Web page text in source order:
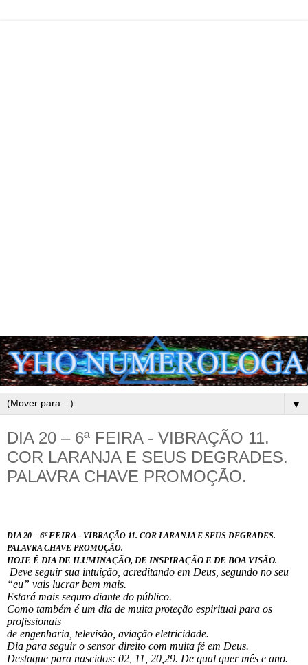
▼
DIA 20 – 6ª FEIRA - VIBRAÇÃO 11.
COR LARANJA E SEUS DEGRADES.
PALAVRA CHAVE PROMOÇÃO.
DIA 20 – 6ª FEIRA - VIBRAÇÃO 11. COR LARANJA E SEUS DEGRADES.
PALAVRA CHAVE PROMOÇÃO.
HOJE É DIA DE ILUMINAÇÃO, DE INSPIRAÇÃO E DE BOA VISÃO.
Deve seguir sua intuição, acreditando em Deus, segundo no seu
“eu” vais lucrar bem mais.
Estará mais seguro diante do público.
Como também é um dia de muita proteção espiritual para os
profissionais
de engenharia, televisão, aviação eletricidade.
Dia para seguir o sensor direito com muita fé em Deus.
Destaque para nascidos: 02, 11, 20,29. De qual quer mês e ano.